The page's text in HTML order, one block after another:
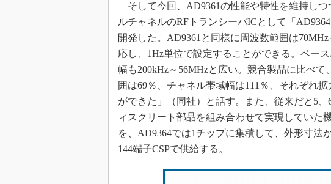
そして今回、AD9361の性能や特性を維持しつ
ルチャネルのRFトランシーバICとして「
開発した。AD9361と同様に周波数範囲は
応し、1Hz単位で設定することができる。ベー
幅も200kHz～56MHzと広い。競合製品に比べて
囲は69％、チャネル帯域幅は111％、それぞれ拡
ができた」（同社）と話す。また、従来だと5、
ィスクリート部品を組み合わせて実現していた
を、AD9364では1チップに集積して、外形寸法
144端子CSPで供給する。